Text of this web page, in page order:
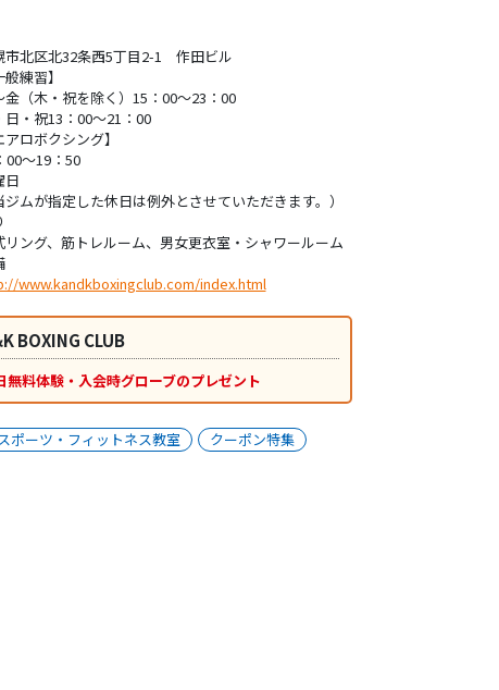
市北区北32条西5丁目2-1 作田ビル
般練習】
金（木・祝を除く）15：00～23：00
日・祝13：00～21：00
アロボクシング】
00～19：50
日
ジムが指定した休日は例外とさせていただきます。）
リング、筋トレルーム、男女更衣室・シャワールーム
www.kandkboxingclub.com/index.html
BOXING CLUB
無料体験・入会時グローブのプレゼント
スポーツ・フィットネス教室 クーポン特集